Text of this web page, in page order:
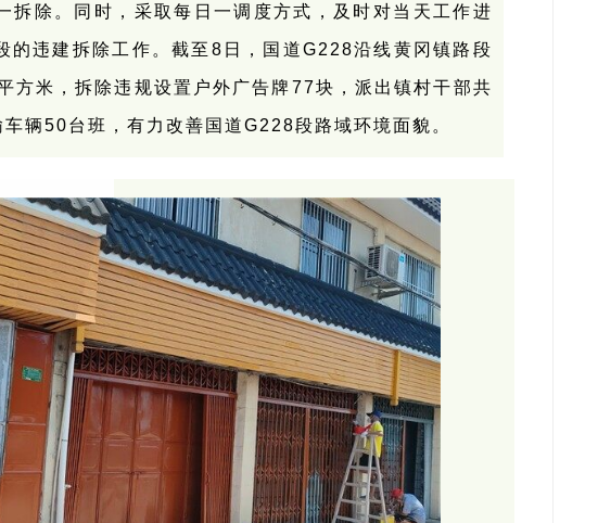
拆除。同时，采取每日一调度方式，及时对当天工作进
的违建拆除工作。截至8日，国道G228沿线黄冈镇路段
方米，拆除违规设置户外广告牌77块，派出镇村干部共
辆50台班，有力改善国道G228段路域环境面貌。